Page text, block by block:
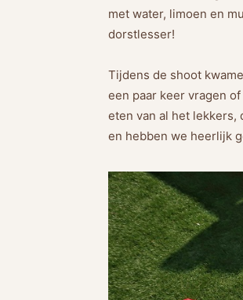
met water, limoen en
dorstlesser!
Tijdens de shoot
een paar keer vragen
eten van al het lekkers,
en hebben we heerlijk